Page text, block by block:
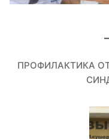
ПРОФИЛАКТИКА